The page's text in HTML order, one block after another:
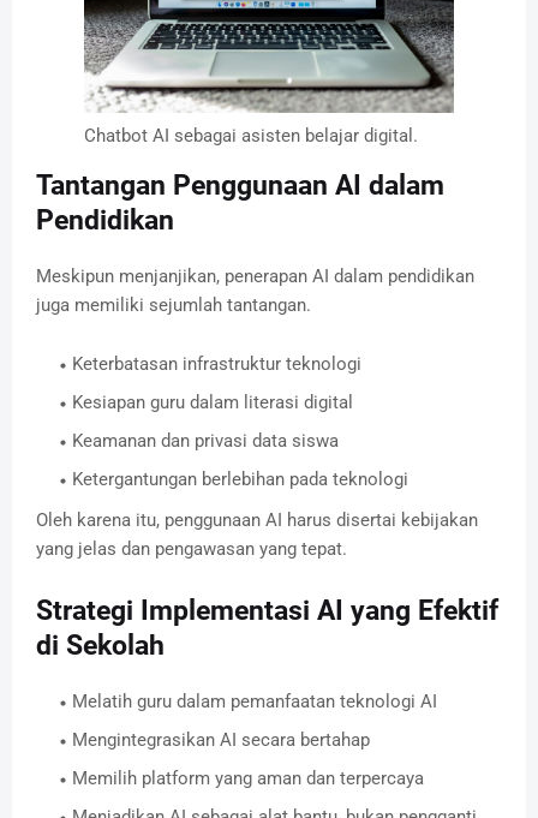
Chatbot AI sebagai asisten belajar digital.
Tantangan Penggunaan AI dalam
Pendidikan
Meskipun menjanjikan, penerapan AI dalam pendidikan
juga memiliki sejumlah tantangan.
Keterbatasan infrastruktur teknologi
Kesiapan guru dalam literasi digital
Keamanan dan privasi data siswa
Ketergantungan berlebihan pada teknologi
Oleh karena itu, penggunaan AI harus disertai kebijakan
yang jelas dan pengawasan yang tepat.
Strategi Implementasi AI yang Efektif
di Sekolah
Melatih guru dalam pemanfaatan teknologi AI
Mengintegrasikan AI secara bertahap
Memilih platform yang aman dan terpercaya